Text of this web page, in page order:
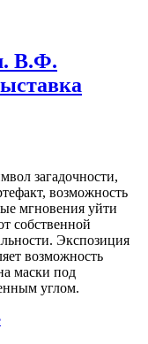
В.Ф.
загадочности,
возможность
мгновения уйти
собственной
Экспозиция
возможность
маски под
углом.